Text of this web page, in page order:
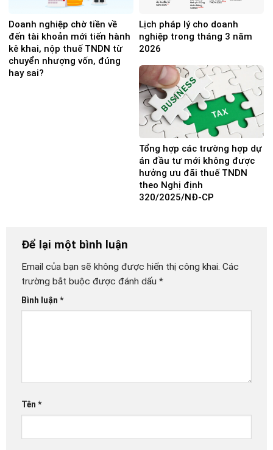
Doanh nghiệp chờ tiền về
đến tài khoản mới tiến hành
kê khai, nộp thuế TNDN từ
chuyển nhượng vốn, đúng
hay sai?
Lịch pháp lý cho doanh
nghiệp trong tháng 3 năm
2026
Tổng hợp các trường hợp dự
án đầu tư mới không được
hưởng ưu đãi thuế TNDN
theo Nghị định
320/2025/NĐ-CP
Để lại một bình luận
Email của bạn sẽ không được hiển thị công khai. Các
trường bắt buộc được đánh dấu *
Bình luận *
Tên *